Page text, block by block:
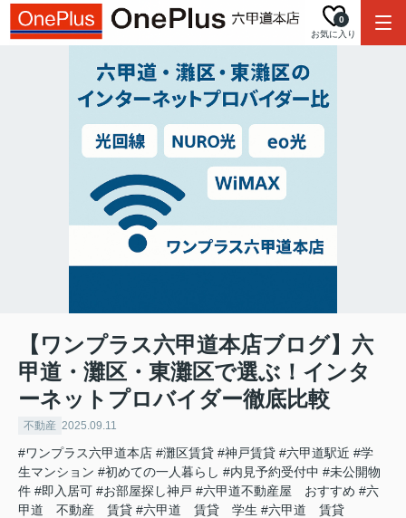
お気に入り
0
【ワンプラス六甲道本店ブログ】六
甲道・灘区・東灘区で選ぶ！インタ
ーネットプロバイダー徹底比較
不動産 2025.09.11
#ワンプラス六甲道本店 #灘区賃貸 #神戸賃貸 #六甲道駅近 #学
生マンション #初めての一人暮らし #内見予約受付中 #未公開物
件 #即入居可 #お部屋探し神戸 #六甲道不動産屋 おすすめ #六
甲道 不動産 賃貸 #六甲道 賃貸 学生 #六甲道 賃貸